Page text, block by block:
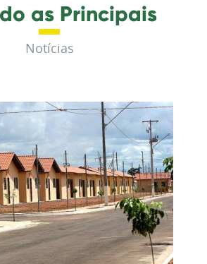
as Principais
Notícias